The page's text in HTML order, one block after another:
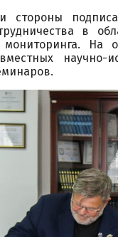
стороны
в
мониторинга. На
научно-